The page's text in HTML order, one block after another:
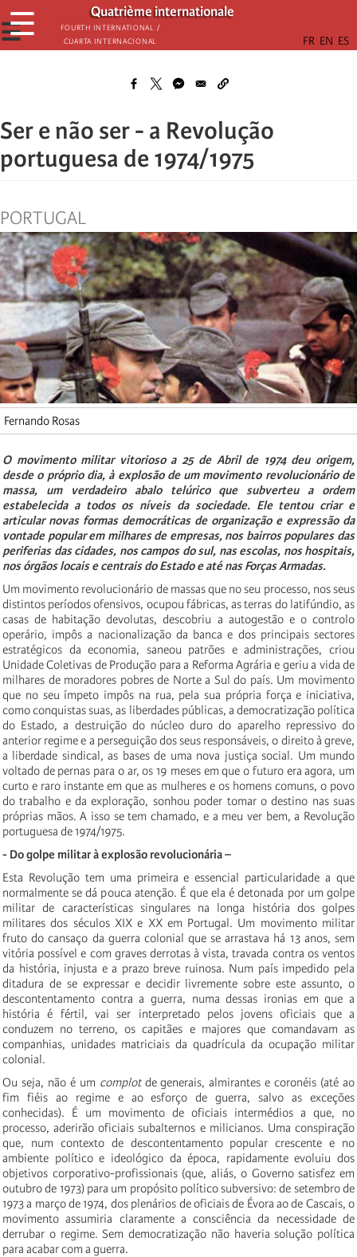
Passar
para
o
Quatrième internationale
Fourth International /
Cuarta Internacional
☰
☰
Ser e não ser - a Revolução
portuguesa de 1974/1975
PORTUGAL
Fernando Rosas
O movimento militar vitorioso a 25 de Abril de 1974 deu origem,
desde o próprio dia, à explosão de um movimento revolucionário de
massa, um verdadeiro abalo telúrico que subverteu a ordem
estabelecida a todos os níveis da sociedade. Ele tentou criar e
articular novas formas democráticas de organização e expressão da
vontade popular em milhares de empresas, nos bairros populares das
periferias das cidades, nos campos do sul, nas escolas, nos hospitais,
nos órgãos locais e centrais do Estado e até nas Forças Armadas.
Um movimento revolucionário de massas que no seu processo, nos seus
distintos períodos ofensivos, ocupou fábricas, as terras do latifúndio, as
casas de habitação devolutas, descobriu a autogestão e o controlo
operário, impôs a nacionalização da banca e dos principais sectores
estratégicos da economia, saneou patrões e administrações, criou
Unidade Coletivas de Produção para a Reforma Agrária e geriu a vida de
milhares de moradores pobres de Norte a Sul do país. Um movimento
que no seu ímpeto impôs na rua, pela sua própria força e iniciativa,
como conquistas suas, as liberdades públicas, a democratização política
do Estado, a destruição do núcleo duro do aparelho repressivo do
anterior regime e a perseguição dos seus responsáveis, o direito à greve,
a liberdade sindical, as bases de uma nova justiça social. Um mundo
voltado de pernas para o ar, os 19 meses em que o futuro era agora, um
curto e raro instante em que as mulheres e os homens comuns, o povo
do trabalho e da exploração, sonhou poder tomar o destino nas suas
próprias mãos. A isso se tem chamado, e a meu ver bem, a Revolução
portuguesa de 1974/1975.
- Do golpe militar à explosão revolucionária –
Esta Revolução tem uma primeira e essencial particularidade a que
normalmente se dá pouca atenção. É que ela é detonada por um golpe
militar de características singulares na longa história dos golpes
militares dos séculos XIX e XX em Portugal. Um movimento militar
fruto do cansaço da guerra colonial que se arrastava há 13 anos, sem
vitória possível e com graves derrotas à vista, travada contra os ventos
da história, injusta e a prazo breve ruinosa. Num país impedido pela
ditadura de se expressar e decidir livremente sobre este assunto, o
descontentamento contra a guerra, numa dessas ironias em que a
história é fértil, vai ser interpretado pelos jovens oficiais que a
conduzem no terreno, os capitães e majores que comandavam as
companhias, unidades matriciais da quadrícula da ocupação militar
colonial.
Ou seja, não é um complot de generais, almirantes e coronéis (até ao
fim fiéis ao regime e ao esforço de guerra, salvo as exceções
conhecidas). É um movimento de oficiais intermédios a que, no
processo, aderirão oficiais subalternos e milicianos. Uma conspiração
que, num contexto de descontentamento popular crescente e no
ambiente político e ideológico da época, rapidamente evoluiu dos
objetivos corporativo-profissionais (que, aliás, o Governo satisfez em
outubro de 1973) para um propósito político subversivo: de setembro de
1973 a março de 1974, dos plenários de oficiais de Évora ao de Cascais, o
movimento assumiria claramente a consciência da necessidade de
derrubar o regime. Sem democratização não haveria solução política
para acabar com a guerra.